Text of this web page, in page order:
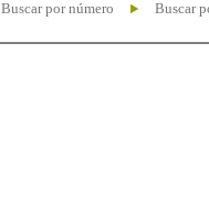
Buscar por número Buscar